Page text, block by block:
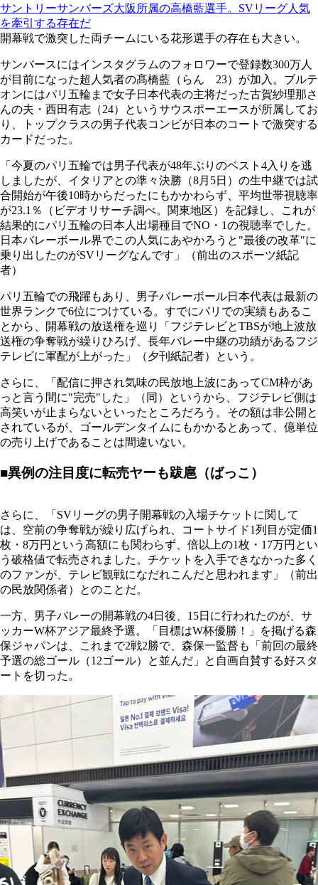
サントリーサンバーズ大阪所属の高橋藍選手。SVリーグ人気
を牽引する存在だ
開幕戦で激突した両チームにいる花形選手の存在も大きい。
サンバースにはインスタグラムのフォロワーで登録数300万人
が目前になった超人気者の髙橋藍（らん 23）が加入。ブルテ
オンにはパリ五輪まで女子日本代表の主将だった古賀紗理那さ
んの夫・西田有志（24）というサウスポーエースが所属してお
り、トップクラスの男子代表コンビが日本のコートで激突する
カードだった。
「今夏のパリ五輪では男子代表が48年ぶりのベスト4入りを逃
しましたが、イタリアとの準々決勝（8月5日）の生中継では試
合開始が午後10時からだったにもかかわらず、平均世帯視聴率
が23.1％（ビデオリサーチ調べ。関東地区）を記録し、これが
結果的にパリ五輪の日本人出場種目でNO・1の視聴率でした。
日本バレーボール界でこの人気にあやかろうと"最後の改革"に
乗り出したのがSVリーグなんです」（前出のスポーツ紙記
者）
パリ五輪での飛躍もあり、男子バレーボール日本代表は最新の
世界ランクで6位につけている。すでにパリでの実績もあるこ
とから、開幕戦の放送権を巡り「フジテレビとTBSが地上波放
送権の争奪戦が繰りひろげ、長年バレー中継の功績があるフジ
テレビに軍配が上がった」（夕刊紙記者）という。
さらに、「配信に押され気味の民放地上波にあってCM枠があ
っと言う間に"完売"した」（同）というから、フジテレビ側は
高笑いが止まらないといったところだろう。その額は非公開と
されているが、ゴールデンタイムにもかかるとあって、億単位
の売り上げであることは間違いない。
■異例の注目度に転売ヤーも跋扈（ばっこ）
さらに、「SVリーグの男子開幕戦の入場チケットに関して
は、空前の争奪戦が繰り広げられ、コートサイド1列目が定価1
枚・8万円という高額にも関わらず、倍以上の1枚・17万円とい
う破格値で転売されました。チケットを入手できなかった多く
のファンが、テレビ観戦になだれこんだと思われます」（前出
の民放関係者）とのことだ。
一方、男子バレーの開幕戦の4日後、15日に行われたのが、サ
ッカーW杯アジア最終予選。「目標はW杯優勝！」を掲げる森
保ジャパンは、これまで2戦2勝で、森保一監督も「前回の最終
予選の総ゴール（12ゴール）と並んだ」と自画自賛する好スタ
ートを切った。